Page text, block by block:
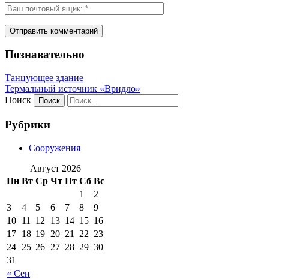
Познавательно
Танцующее здание
Термальный источник «Вридло»
Поиск
Рубрики
Сооружения
Август 2026
Пн Вт Ср Чт Пт Сб Вс
« Сен
1
2
3
4 5 6 7 8
9
10 11 12 13 14 15 16
17 18 19 20 21 22 23
24 25 26 27 28 29 30
31